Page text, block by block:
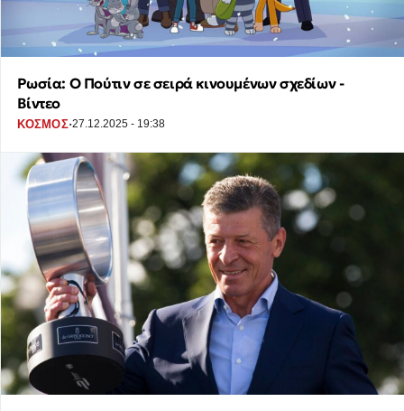
Ρωσία: Ο Πούτιν σε σειρά κινουμένων σχεδίων -
Βίντεο
ΚΟΣΜΟΣ·27.12.2025 - 19:38